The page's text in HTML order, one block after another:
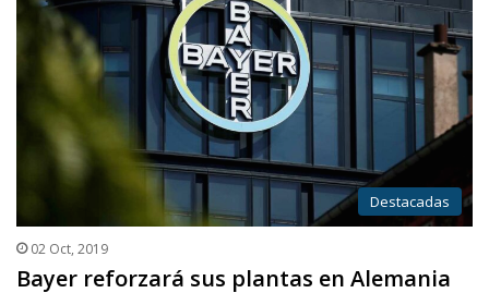
Destacadas
02 Oct, 2019
Bayer reforzará sus plantas en Alemania